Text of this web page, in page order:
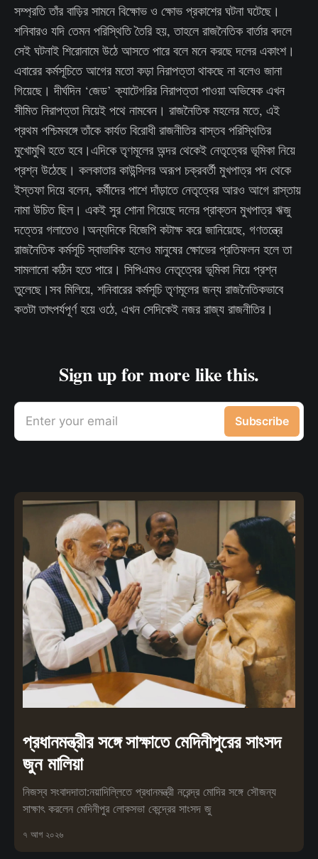
সম্প্রতি তাঁর বাড়ির সামনে বিক্ষোভ ও ক্ষোভ প্রকাশের ঘটনা ঘটেছে।
শনিবারও যদি তেমন পরিস্থিতি তৈরি হয়, তাহলে রাজনৈতিক বার্তার বদলে
সেই ঘটনাই শিরোনামে উঠে আসতে পারে বলে মনে করছে দলের একাংশ।
এবারের কর্মসূচিতে আগের মতো কড়া নিরাপত্তা থাকছে না বলেও জানা
গিয়েছে। দীর্ঘদিন ‘জেড’ ক্যাটেগরির নিরাপত্তা পাওয়া অভিষেক এখন
সীমিত নিরাপত্তা নিয়েই পথে নামবেন। রাজনৈতিক মহলের মতে, এই
প্রথম পশ্চিমবঙ্গে তাঁকে কার্যত বিরোধী রাজনীতির বাস্তব পরিস্থিতির
মুখোমুখি হতে হবে।এদিকে তৃণমূলের অন্দর থেকেই নেতৃত্বের ভূমিকা নিয়ে
প্রশ্ন উঠেছে। কলকাতার কাউন্সিলর অরূপ চক্রবর্তী মুখপাত্র পদ থেকে
ইস্তফা দিয়ে বলেন, কর্মীদের পাশে দাঁড়াতে নেতৃত্বের আরও আগে রাস্তায়
নামা উচিত ছিল। একই সুর শোনা গিয়েছে দলের প্রাক্তন মুখপাত্র ঋজু
দত্তের গলাতেও।অন্যদিকে বিজেপি কটাক্ষ করে জানিয়েছে, গণতন্ত্রে
রাজনৈতিক কর্মসূচি স্বাভাবিক হলেও মানুষের ক্ষোভের প্রতিফলন হলে তা
সামলানো কঠিন হতে পারে। সিপিএমও নেতৃত্বের ভূমিকা নিয়ে প্রশ্ন
তুলেছে।সব মিলিয়ে, শনিবারের কর্মসূচি তৃণমূলের জন্য রাজনৈতিকভাবে
কতটা তাৎপর্যপূর্ণ হয়ে ওঠে, এখন সেদিকেই নজর রাজ্য রাজনীতির।
Sign up for more like this.
Enter your email Subscribe
প্রধানমন্ত্রীর সঙ্গে সাক্ষাতে মেদিনীপুরের সাংসদ
জুন মালিয়া
নিজস্ব সংবাদদাতা:নয়াদিল্লিতে প্রধানমন্ত্রী নরেন্দ্র মোদির সঙ্গে সৌজন্য
সাক্ষাৎ করলেন মেদিনীপুর লোকসভা কেন্দ্রের সাংসদ জু
৭ আগ ২০২৬